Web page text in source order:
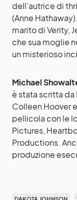
dell’autrice di
(Anne
marito di Verity,
che sua moglie
un misterioso
Michael
è stata scritta da
Colleen Hoover
pellicola con le
Pictures,
Productions.
produzione